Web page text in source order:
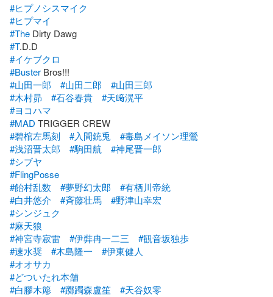
#ヒプノシスマイク
#ヒプマイ
#The
#T
#イケブクロ
#Buster
#山田一郎
#山田二郎
#山田三郎
#木村昴
#石谷春貴
#天﨑滉平
#ヨコハマ
#MAD
#碧棺左馬刻
#入間銃兎
#毒島メイソン理鶯
#浅沼晋太郎
#駒田航
#神尾晋一郎
#シブヤ
#FlingPosse
#飴村乱数
#夢野幻太郎
#有栖川帝統
#白井悠介
#斉藤壮馬
#野津山幸宏
#シンジュク
#麻天狼
#神宮寺寂雷
#伊弉冉一二三
#観音坂独歩
#速水奨
#木島隆一
#伊東健人
#オオサカ
#どついたれ本舗
#白膠木簓
#躑躅森盧笙
#天谷奴零